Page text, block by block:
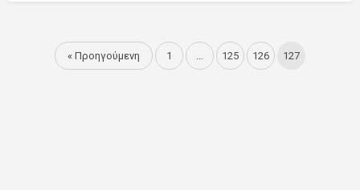
« Προηγούμενη 1 125 126 127